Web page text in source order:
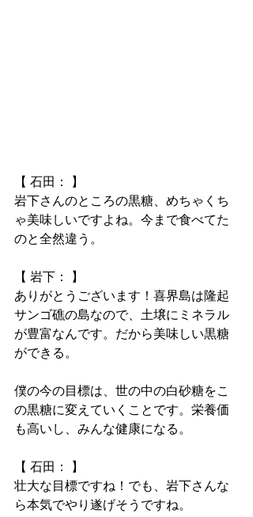
【 石田： 】
岩下さんのところの黒糖、めちゃくち
ゃ美味しいですよね。今まで食べてた
のと全然違う。
【 岩下： 】
ありがとうございます！喜界島は隆起
サンゴ礁の島なので、土壌にミネラル
が豊富なんです。だから美味しい黒糖
ができる。
僕の今の目標は、世の中の白砂糖をこ
の黒糖に変えていくことです。栄養価
も高いし、みんな健康になる。
【 石田： 】
壮大な目標ですね！でも、岩下さんな
ら本気でやり遂げそうですね。